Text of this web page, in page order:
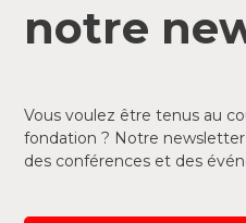
notre
Vous voulez être tenus au
fondation ? Notre
des conférences et des